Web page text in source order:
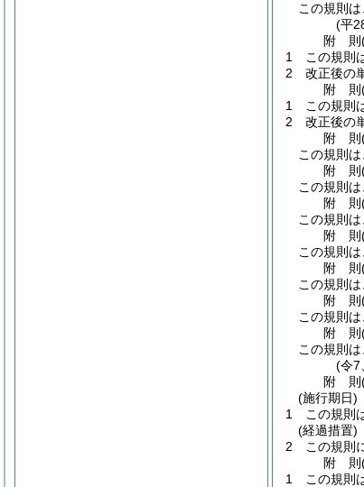
この規則
(平
附 則
1
この規則
2
改正後の
附 則
1
この規則
2
改正後の
附 則
この規則
附 則
この規則
附 則
この規則
附 則
この規則
附 則
この規則
附 則
この規則
附 則
この規則
(令7
附 則
(施行期日)
1
この規則
(経過措置)
2
この規則
附 則
1
この規則